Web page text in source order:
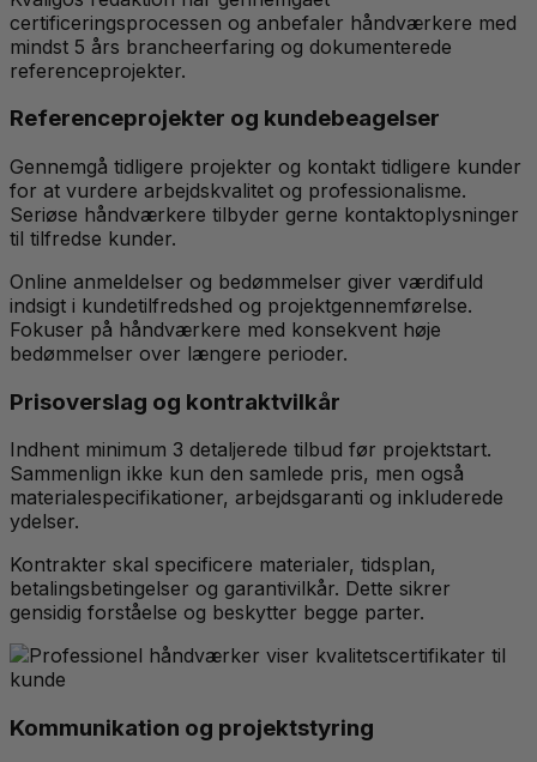
certificeringsprocessen og anbefaler håndværkere med
mindst 5 års brancheerfaring og dokumenterede
referenceprojekter.
Referenceprojekter og kundebeagelser
Gennemgå tidligere projekter og kontakt tidligere kunder
for at vurdere arbejdskvalitet og professionalisme.
Seriøse håndværkere tilbyder gerne kontaktoplysninger
til tilfredse kunder.
Online anmeldelser og bedømmelser giver værdifuld
indsigt i kundetilfredshed og projektgennemførelse.
Fokuser på håndværkere med konsekvent høje
bedømmelser over længere perioder.
Prisoverslag og kontraktvilkår
Indhent minimum 3 detaljerede tilbud før projektstart.
Sammenlign ikke kun den samlede pris, men også
materialespecifikationer, arbejdsgaranti og inkluderede
ydelser.
Kontrakter skal specificere materialer, tidsplan,
betalingsbetingelser og garantivilkår. Dette sikrer
gensidig forståelse og beskytter begge parter.
Kommunikation og projektstyring